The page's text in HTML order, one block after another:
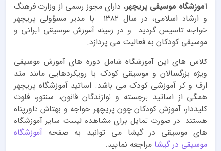
آموزشگاه موسیقی پریچهر، داراى مجوز رسمى از وزارت فرهنگ
و ارشاد اسلامى، در سال ١٣٨٢ با مدیر مسؤولی پریچهر
خواجه تاسیس گردید و در زمینه آموزش موسیقی ایرانی و
موسیقی کودکان به فعالیت می پردازد.
کلاس های این آموزشگاه شامل دوره های آموزش موسیقی
ویژه بزرگسالان و موسیقی کودک با رویکردهایی مانند متد
ارف و کر آموزشی کودک می باشد. اساتید آموزشگاه پریچهر
همگی از اساتید برجسته و نوازندگان قانون، سنتور، فلوت
کلیددار، آموزش کودکان چون پریچهر خواجه و بهتاش داورپناه
هستند. در صورت تمایل برای مشاهده لیست سایر آموزشگاه
های موسیقی در گیشا می توانید به صفحه آموزشگاه
موسیقی در گیشا مراجعه نمایید.